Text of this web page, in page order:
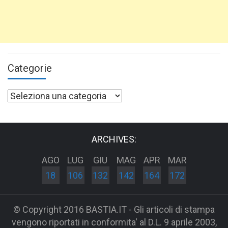
Categorie
Categorie
ARCHIVES:
AGO
18
LUG
106
GIU
132
MAG
142
APR
164
MAR
172
© Copyright 2016 BASTIA.IT - Gli articoli di stampa
vengono riportati in conformita' al D.L. 9 aprile 2003,